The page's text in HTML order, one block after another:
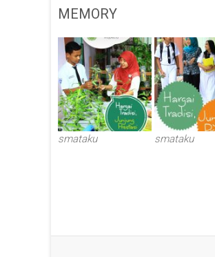
MEMORY
smataku smataku